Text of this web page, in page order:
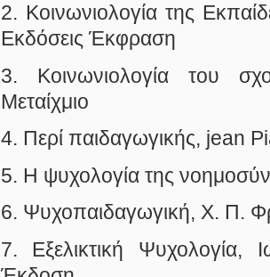
2. Κοινωνιολογία της
Εκδόσεις Έκφραση
3. Κοινωνιολογία του
Μεταίχμιο
4. Περί παιδαγωγικής, jean
5. Η ψυχολογία της
6. Ψυχοπαιδαγωγική, Χ. Π.
7. Εξελικτική Ψυχολογία,